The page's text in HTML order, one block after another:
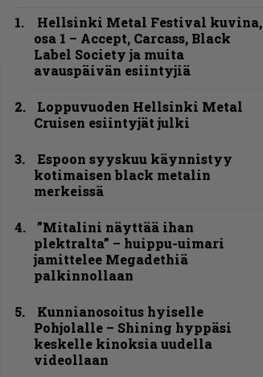
Hellsinki Metal Festival kuvina,
osa 1 – Accept, Carcass, Black
Label Society ja muita
avauspäivän esiintyjiä
Loppuvuoden Hellsinki Metal
Cruisen esiintyjät julki
Espoon syyskuu käynnistyy
kotimaisen black metalin
merkeissä
”Mitalini näyttää ihan
plektralta” – huippu-uimari
jamittelee Megadethiä
palkinnollaan
Kunnianosoitus hyiselle
Pohjolalle – Shining hyppäsi
keskelle kinoksia uudella
videollaan